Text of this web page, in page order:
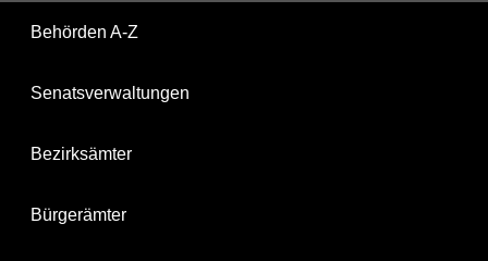
Behörden A-Z
Senatsverwaltungen
Bezirksämter
Bürgerämter